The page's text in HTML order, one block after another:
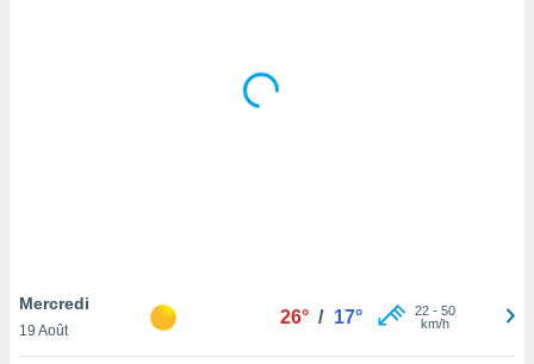
pas
de
Mercredi
19 Août
26° / 17° 22- 50
km/h